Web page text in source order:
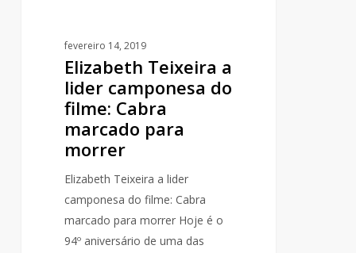
fevereiro 14, 2019
Elizabeth Teixeira a
lider camponesa do
filme: Cabra
marcado para
morrer
Elizabeth Teixeira a lider
camponesa do filme: Cabra
marcado para morrer Hoje é o
94º aniversário de uma das